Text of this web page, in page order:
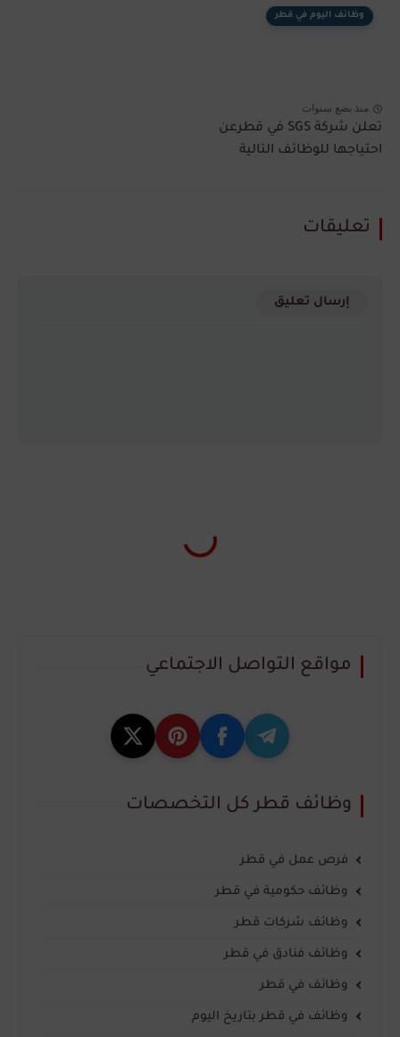
وظائف اليوم في قطر
منذ بضع سنوات
تعلن شركة SGS في قطرعن
احتياجها للوظائف التالية
تعليقات
إرسال تعليق
مواقع التواصل الاجتماعي
وظائف قطر كل التخصصات
فرص عمل في قطر
وظائف حكومية في قطر
وظائف شركات قطر
وظائف فنادق في قطر
وظائف في قطر
وظائف في قطر بتاريخ اليوم